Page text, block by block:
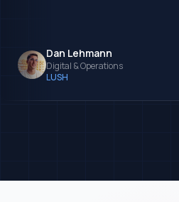
Dan Lehmann
Digital & Operations
LUSH